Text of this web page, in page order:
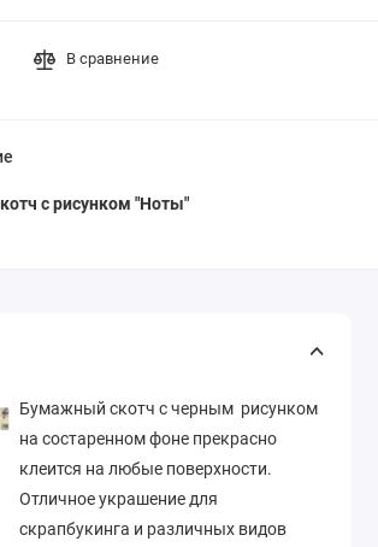
В сравнение
с рисунком "Ноты"
Бумажный скотч с черным рисунком
на состаренном фоне прекрасно
клеится на любые поверхности.
Отличное украшение для
скрапбукинга и различных видов